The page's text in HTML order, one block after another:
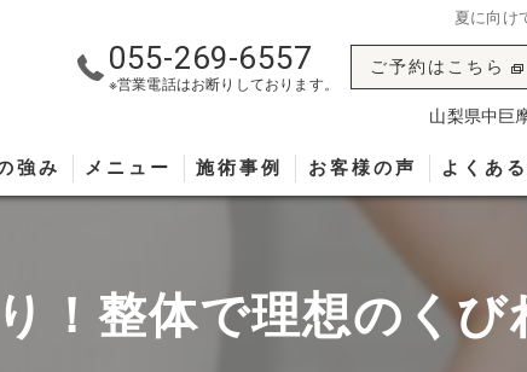
夏に向け
055-269-6557
※営業電話はお断りしております。
ご予約はこちら
山梨県中巨
強み メニュー 施術事例 お客様の声 よくあ
！整体で理想のくび